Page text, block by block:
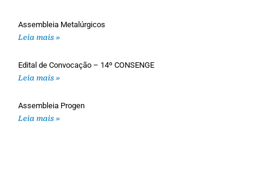
Assembleia Metalúrgicos
Leia mais »
Edital de Convocação – 14º CONSENGE
Leia mais »
Assembleia Progen
Leia mais »